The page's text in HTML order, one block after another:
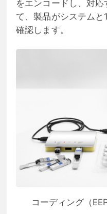
をエンコードし、対
て、製品がシステム
確認します。
コーディング（